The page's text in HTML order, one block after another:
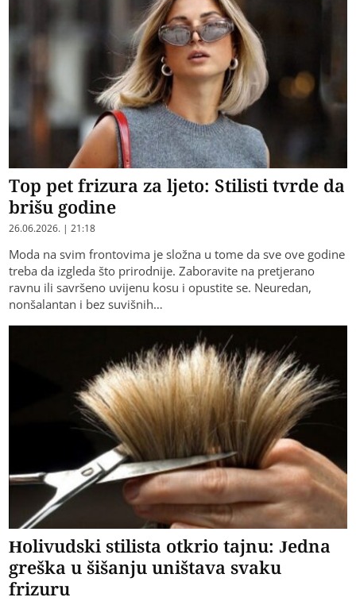
Top pet frizura za ljeto: Stilisti tvrde da
brišu godine
26.06.2026. | 21:18
Moda na svim frontovima je složna u tome da sve ove godine
treba da izgleda što prirodnije. Zaboravite na pretjerano
ravnu ili savršeno uvijenu kosu i opustite se. Neuredan,
nonšalantan i bez suvišnih…
Holivudski stilista otkrio tajnu: Jedna
greška u šišanju uništava svaku
frizuru